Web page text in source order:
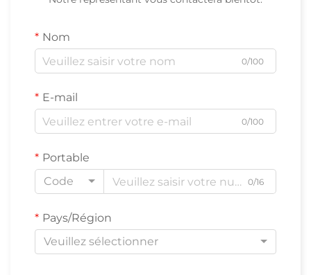
Nom
0/100
E-mail
0/100
Portable
Code
0/16
Pays/Région
Veuillez sélectionner